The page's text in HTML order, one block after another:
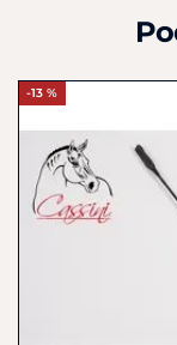
+49 (0) 6262-92010
-13 %